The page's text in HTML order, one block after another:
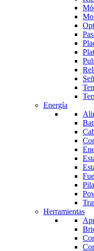
Energía
Herramientas